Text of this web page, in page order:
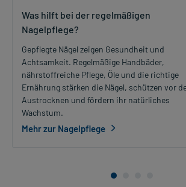
Was hilft bei der regelmäßigen
Nagelpflege?
Gepflegte Nägel zeigen Gesundheit und
Achtsamkeit. Regelmäßige Handbäder,
nährstoffreiche Pflege, Öle und die richtige
Ernährung stärken die Nägel, schützen vor
Austrocknen und fördern ihr natürliches
Wachstum.
Mehr zur Nagelpflege